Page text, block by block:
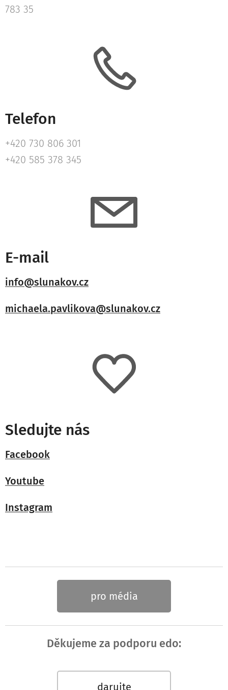
783 35
Telefon
+420 730 806 301
+420 585 378 345
E-mail
info@slunakov.cz
michaela.pavlikova@slunakov.cz
Sledujte nás
Facebook
Youtube
Instagram
pro média
Děkujeme za podporu edo:
darujte